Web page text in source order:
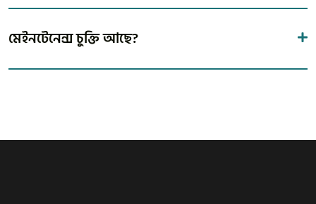
মেইনটেনেন্স চুক্তি আছে?